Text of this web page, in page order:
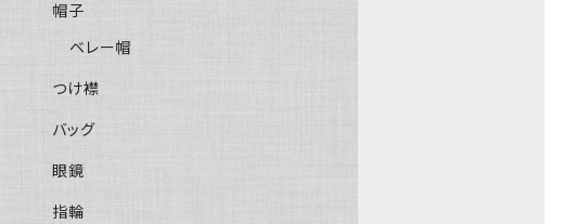
帽子
ベレー帽
つけ襟
バッグ
眼鏡
指輪